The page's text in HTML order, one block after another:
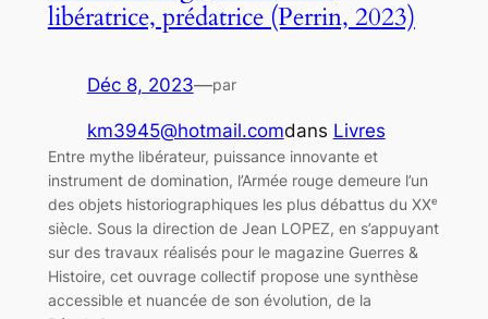
libératrice, prédatrice (Perrin, 2023)
Déc 8, 2023—par
km3945@hotmail.comdans Livres
Entre mythe libérateur, puissance innovante et
instrument de domination, l’Armée rouge demeure l’un
des objets historiographiques les plus débattus du XXᵉ
siècle. Sous la direction de Jean LOPEZ, en s’appuyant
sur des travaux réalisés pour le magazine Guerres &
Histoire, cet ouvrage collectif propose une synthèse
accessible et nuancée de son évolution, de la